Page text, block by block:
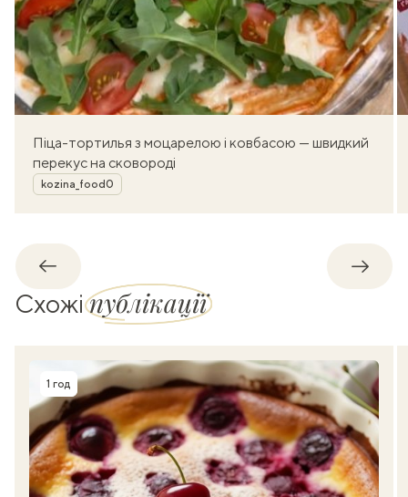
Піца-тортилья з моцарелою і ковбасою — швидкий
перекус на сковороді
Автор
kozina_food0
Назад
Схожіпублікації
Час приготування
1 год